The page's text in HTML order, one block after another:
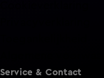
Service & Contact